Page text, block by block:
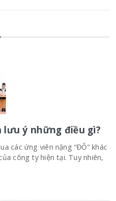
lưu ý những điều gì?
các ứng viên nặng “ĐÔ” khác
công ty hiện tại. Tuy nhiên,